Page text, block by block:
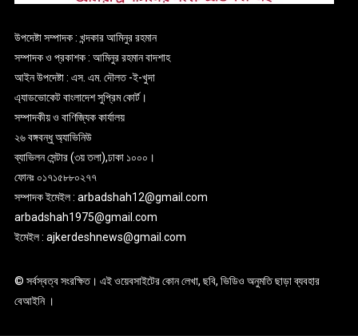
উপদেষ্টা সম্পাদক : খন্দকার আমিনুর রহমান
সম্পাদক ও প্রকাশক : আমিনুর রহমান বাদশাহ
আইন উপদেষ্টা : এস. এম. দৌলত -ই-খুদা
এ্যাডভোকেট বাংলাদেশ সুপ্রিম কোর্ট।
সম্পাদকীয় ও বাণিজ্যিক কার্যালয়
২৬ বঙ্গবন্ধু অ্যাভিনিউ
ব্যাভিলন সেন্টার (৩য় তলা),ঢাকা ১০০০।
ফোনঃ ০১৭১৫৮৮০২৭৭
সম্পাদক ইমেইল : arbadshah12@gmail.com
arbadshah1975@gmail.com
ইমেইল : ajkerdeshnews@gmail.com
© সর্বস্বত্ব সংরক্ষিত। এই ওয়েবসাইটের কোন লেখা, ছবি, ভিডিও অনুমতি ছাড়া ব্যবহার
বেআইনি ।